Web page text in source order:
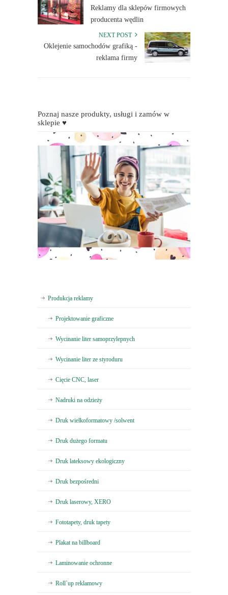
Reklamy dla sklepów firmowych
producenta wędlin
NEXT POST
Oklejenie samochodów grafiką -
reklama firmy
Poznaj nasze produkty, usługi i zamów w
sklepie ♥
Produkcja reklamy
Projektowanie graficzne
Wycinanie liter samoprzylepnych
Wycinanie liter ze styroduru
Cięcie CNC, laser
Nadruki na odzieży
Druk wielkoformatowy /solwent
Druk dużego formatu
Druk lateksowy ekologiczny
Druk bezpośredni
Druk laserowy, XERO
Fototapety, druk tapety
Plakat na billboard
Laminowanie ochronne
Roll`up reklamowy